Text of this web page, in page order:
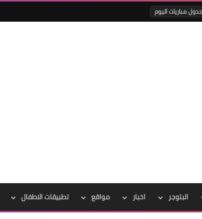
جدول مباريات اليوم
البلوجر اخبار مواقع تطبيقات الاطفال